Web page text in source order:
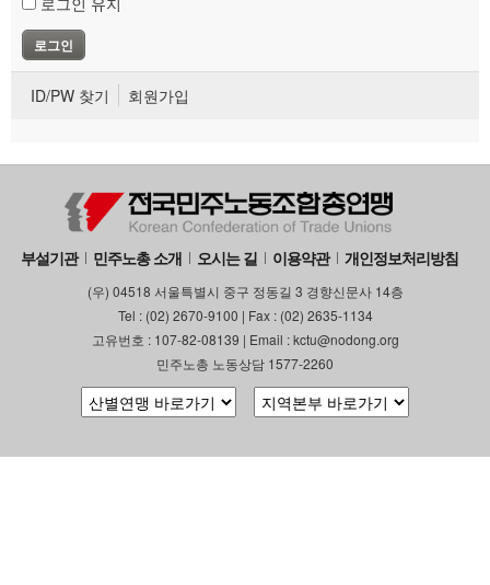
ID/PW 찾기 회원가입
부설기관 민주노총 소개 오시는 길 이용약관 개인정보처리방침
(우) 04518 서울특별시 중구 정동길 3 경향신문사 14층
Tel : (02) 2670-9100 | Fax : (02) 2635-1134
고유번호 : 107-82-08139 | Email : kctu@nodong.org
민주노총 노동상담 1577-2260